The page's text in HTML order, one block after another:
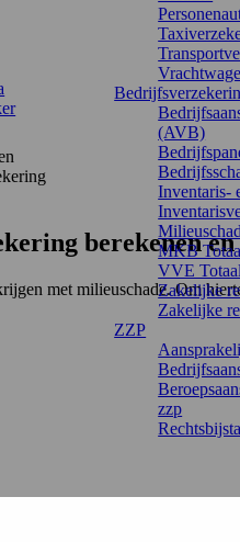
(AVB)
Inventaris-
MKB
VVE
Zakelijke
Zakelijke
ZZP
zzp
berekenen
met milieuschade. Om